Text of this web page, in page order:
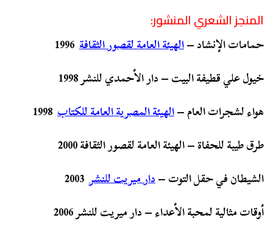
المنجز الشعري المنشور:
حمامات الإنشاد –الهيئة العامة لقصور الثقافة1996
خيول علي قطيفة البيت – دار الأحمدي للنشر 1998
هواء لشجرات العام –الهيئة المصرية العامة للكتاب1998
طرق طيبة للحفاة – الهيئة العامة لقصور الثقافة 2000
الشيطان في حقل التوت –دار ميريت للنشر2003
أوقات مثالية لمحبة الأعداء – دار ميريت للنشر 2006